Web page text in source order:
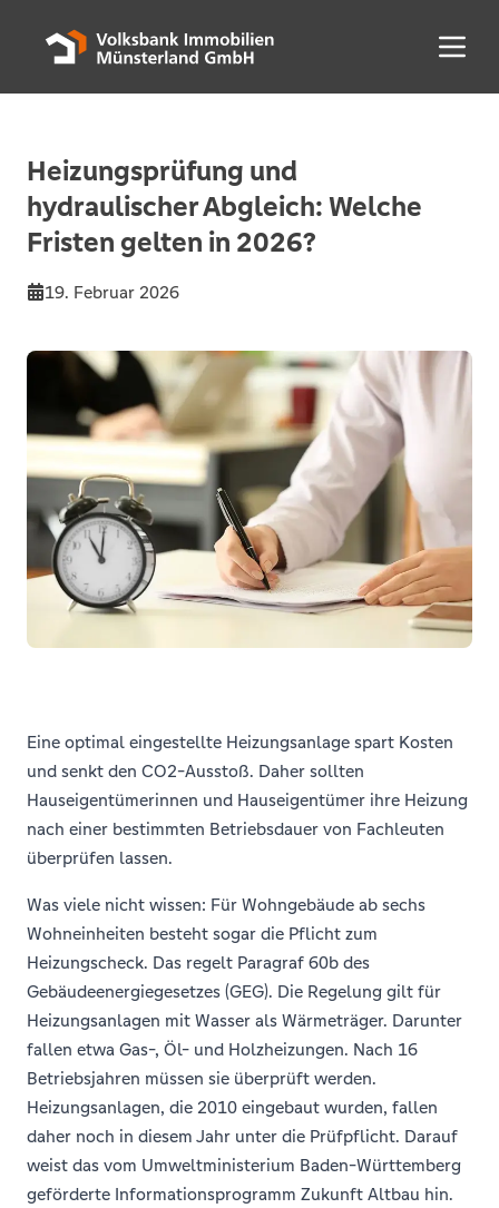
Menü
Heizungsprüfung und
hydraulischer Abgleich: Welche
Fristen gelten in 2026?
19. Februar 2026
Eine optimal eingestellte Heizungsanlage spart Kosten
und senkt den CO2-Ausstoß. Daher sollten
Hauseigentümerinnen und Hauseigentümer ihre Heizung
nach einer bestimmten Betriebsdauer von Fachleuten
überprüfen lassen.
Was viele nicht wissen: Für Wohngebäude ab sechs
Wohneinheiten besteht sogar die Pflicht zum
Heizungscheck. Das regelt Paragraf 60b des
Gebäudeenergiegesetzes (GEG). Die Regelung gilt für
Heizungsanlagen mit Wasser als Wärmeträger. Darunter
fallen etwa Gas-, Öl- und Holzheizungen. Nach 16
Betriebsjahren müssen sie überprüft werden.
Heizungsanlagen, die 2010 eingebaut wurden, fallen
daher noch in diesem Jahr unter die Prüfpflicht. Darauf
weist das vom Umweltministerium Baden-Württemberg
geförderte Informationsprogramm Zukunft Altbau hin.